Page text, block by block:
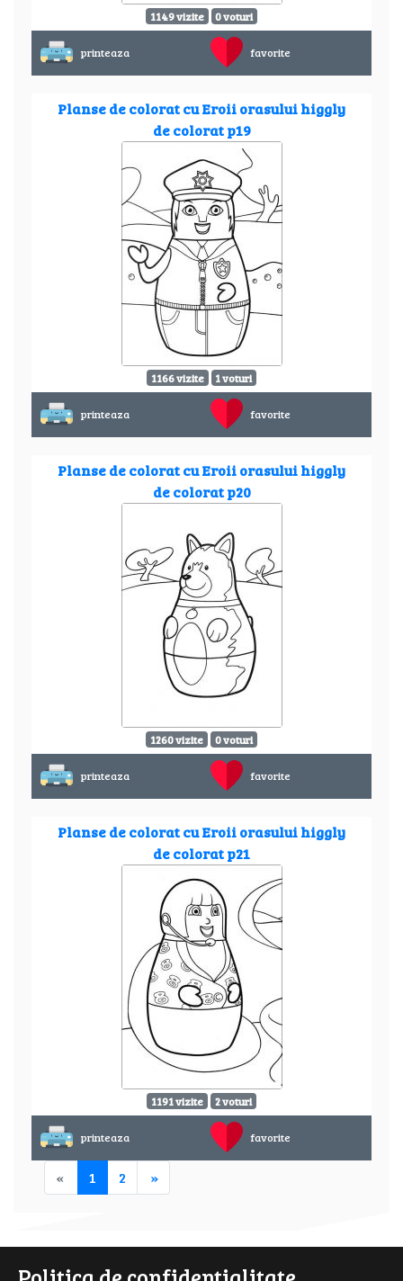
1149 vizite 0 voturi
printeaza favorite
Planse de colorat cu Eroii orasului higgly
de colorat p19
1166 vizite 1 voturi
printeaza favorite
Planse de colorat cu Eroii orasului higgly
de colorat p20
1260 vizite 0 voturi
printeaza favorite
Planse de colorat cu Eroii orasului higgly
de colorat p21
1191 vizite 2 voturi
printeaza favorite
« 1 2 »